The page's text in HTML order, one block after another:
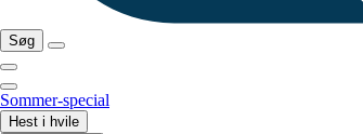
Søg
Sommer-special
Hest i hvile